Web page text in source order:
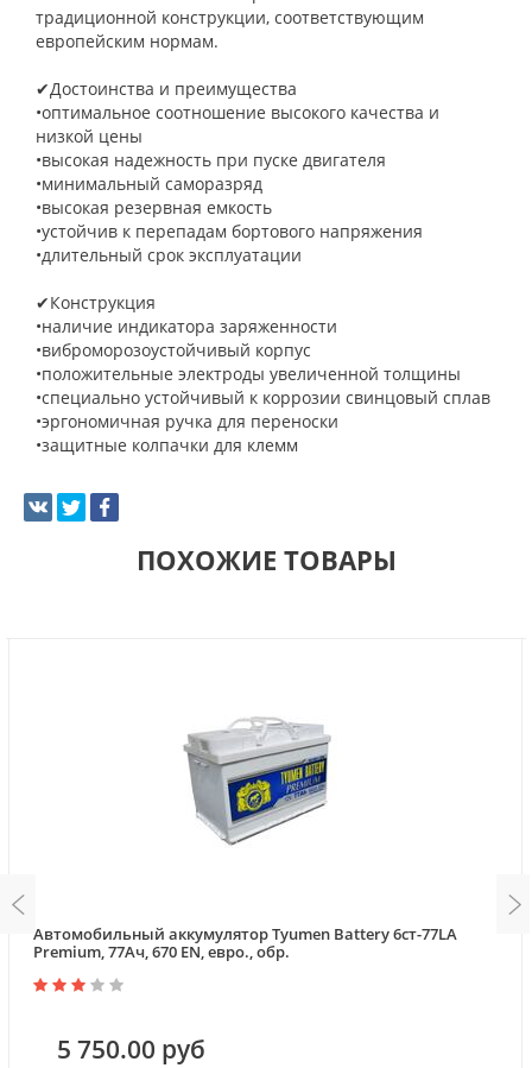
традиционной конструкции, соответствующим
европейским нормам.
✔Достоинства и преимущества
•оптимальное соотношение высокого качества и
низкой цены
•высокая надежность при пуске двигателя
•минимальный саморазряд
•высокая резервная емкость
•устойчив к перепадам бортового напряжения
•длительный срок эксплуатации
✔Конструкция
•наличие индикатора заряженности
•виброморозоустойчивый корпус
•положительные электроды увеличенной толщины
•специально устойчивый к коррозии свинцовый сплав
•эргономичная ручка для переноски
•защитные колпачки для клемм
ПОХОЖИЕ ТОВАРЫ
Автомобильный аккумулятор Tyumen Battery 6ст-77LА
Premium, 77Ач, 670 EN, евро., обр.
5 750.00 руб